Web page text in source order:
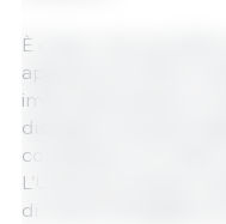
È chiaro che nel 2024
apparsa nel 2023: le
importanti saranno le
discapito di quelle
competere con Stati
L’Unione Europea
di “Isola Privilegiata